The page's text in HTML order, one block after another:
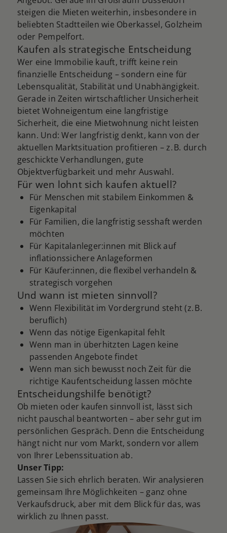
steigen die Mieten weiterhin, insbesondere in
beliebten Stadtteilen wie Oberkassel, Golzheim
oder Pempelfort.
Kaufen als strategische Entscheidung
Wer eine Immobilie kauft, trifft keine rein
finanzielle Entscheidung – sondern eine für
Lebensqualität, Stabilität und Unabhängigkeit.
Gerade in Zeiten wirtschaftlicher Unsicherheit
bietet Wohneigentum eine langfristige
Sicherheit, die eine Mietwohnung nicht leisten
kann. Und: Wer langfristig denkt, kann von der
aktuellen Marktsituation profitieren – z. B. durch
geschickte Verhandlungen, gute
Objektverfügbarkeit und mehr Auswahl.
Für wen lohnt sich kaufen aktuell?
Für Menschen mit stabilem Einkommen &
Eigenkapital
Für Familien, die langfristig sesshaft werden
möchten
Für Kapitalanleger:innen mit Blick auf
inflationssichere Anlageformen
Für Käufer:innen, die flexibel verhandeln &
strategisch vorgehen
Und wann ist mieten sinnvoll?
Wenn Flexibilität im Vordergrund steht (z. B.
beruflich)
Wenn das nötige Eigenkapital fehlt
Wenn man in überhitzten Lagen keine
passenden Angebote findet
Wenn man sich bewusst noch Zeit für die
richtige Kaufentscheidung lassen möchte
Entscheidungshilfe benötigt?
Ob mieten oder kaufen sinnvoll ist, lässt sich
nicht pauschal beantworten – aber sehr gut im
persönlichen Gespräch. Denn die Entscheidung
hängt nicht nur vom Markt, sondern vor allem
von Ihrer Lebenssituation ab.
Unser Tipp:
Lassen Sie sich ehrlich beraten. Wir analysieren
gemeinsam Ihre Möglichkeiten – ganz ohne
Verkaufsdruck, aber mit dem Blick für das, was
wirklich zu Ihnen passt.